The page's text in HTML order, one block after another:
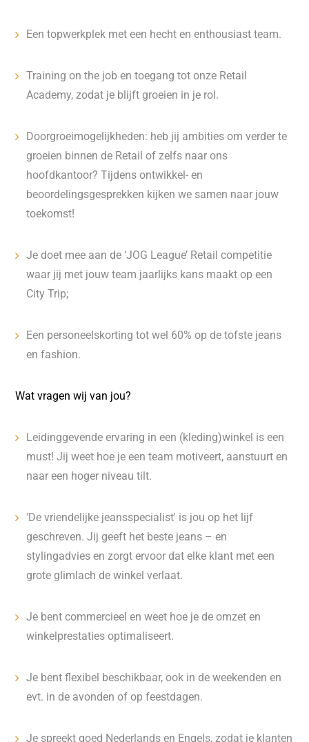
Een topwerkplek met een hecht en enthousiast team.
Training on the job en toegang tot onze Retail
Academy, zodat je blijft groeien in je rol.
Doorgroeimogelijkheden: heb jij ambities om verder te
groeien binnen de Retail of zelfs naar ons
hoofdkantoor? Tijdens ontwikkel- en
beoordelingsgesprekken kijken we samen naar jouw
toekomst!
Je doet mee aan de ‘JOG League’ Retail competitie
waar jij met jouw team jaarlijks kans maakt op een
City Trip;
Een personeelskorting tot wel 60% op de tofste jeans
en fashion.
Wat vragen wij van jou?
Leidinggevende ervaring in een (kleding)winkel is een
must! Jij weet hoe je een team motiveert, aanstuurt en
naar een hoger niveau tilt.
'De vriendelijke jeansspecialist' is jou op het lijf
geschreven. Jij geeft het beste jeans – en
stylingadvies en zorgt ervoor dat elke klant met een
grote glimlach de winkel verlaat.
Je bent commercieel en weet hoe je de omzet en
winkelprestaties optimaliseert.
Je bent flexibel beschikbaar, ook in de weekenden en
evt. in de avonden of op feestdagen.
Je spreekt goed Nederlands en Engels, zodat je klanten